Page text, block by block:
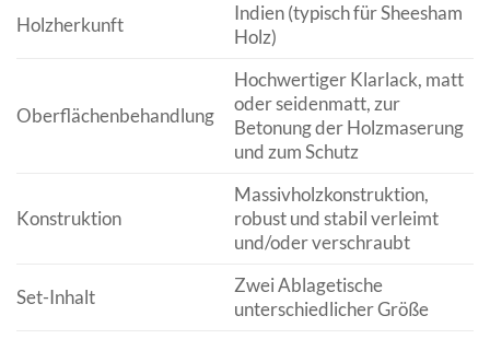
Holzherkunft
Indien (typisch für Sheesham
Holz)
Oberflächenbehandlung
Hochwertiger Klarlack, matt
oder seidenmatt, zur
Betonung der Holzmaserung
und zum Schutz
Konstruktion
Massivholzkonstruktion,
robust und stabil verleimt
und/oder verschraubt
Set-Inhalt
Zwei Ablagetische
unterschiedlicher Größe